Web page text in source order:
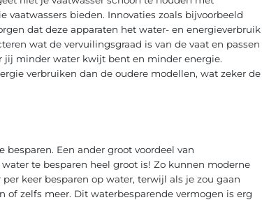
vaatwassers bieden. Innovaties zoals bijvoorbeeld
dat deze apparaten het water- en energieverbruik
wat de vervuilingsgraad is van de vaat en passen
jij minder water kwijt bent en minder energie.
verbruiken dan de oudere modellen, wat zeker de
besparen. Een ander groot voordeel van
te besparen heel groot is! Zo kunnen moderne
keer besparen op water, terwijl als je zou gaan
zelfs meer. Dit waterbesparende vermogen is erg